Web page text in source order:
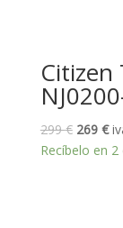
Citizen
299€ El
precio
269 €El
Recíbelo en 2